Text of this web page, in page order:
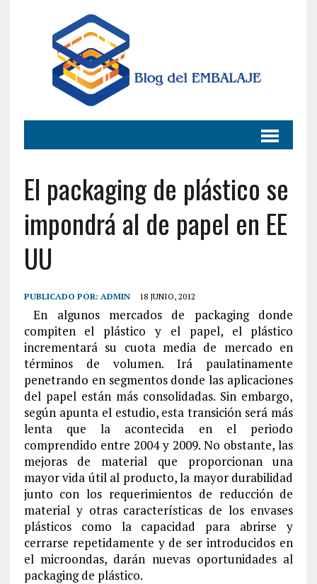
El packaging de plástico se
impondrá al de papel en EE
UU
PUBLICADO POR: ADMIN 18 JUNIO, 2012
En algunos mercados de packaging donde
compiten el plástico y el papel, el plástico
incrementará su cuota media de mercado en
términos de volumen. Irá paulatinamente
penetrando en segmentos donde las aplicaciones
del papel están más consolidadas. Sin embargo,
según apunta el estudio, esta transición será más
lenta que la acontecida en el periodo
comprendido entre 2004 y 2009. No obstante, las
mejoras de material que proporcionan una
mayor vida útil al producto, la mayor durabilidad
junto con los requerimientos de reducción de
material y otras características de los envases
plásticos como la capacidad para abrirse y
cerrarse repetidamente y de ser introducidos en
el microondas, darán nuevas oportunidades al
packaging de plástico.